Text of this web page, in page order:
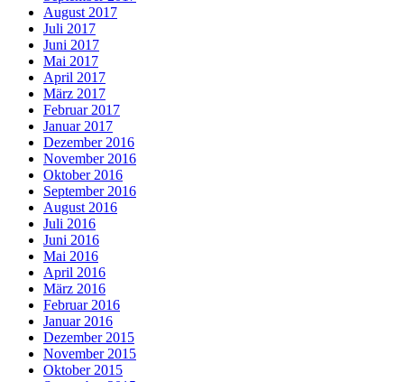
August 2017
Juli 2017
Juni 2017
Mai 2017
April 2017
März 2017
Februar 2017
Januar 2017
Dezember 2016
November 2016
Oktober 2016
September 2016
August 2016
Juli 2016
Juni 2016
Mai 2016
April 2016
März 2016
Februar 2016
Januar 2016
Dezember 2015
November 2015
Oktober 2015